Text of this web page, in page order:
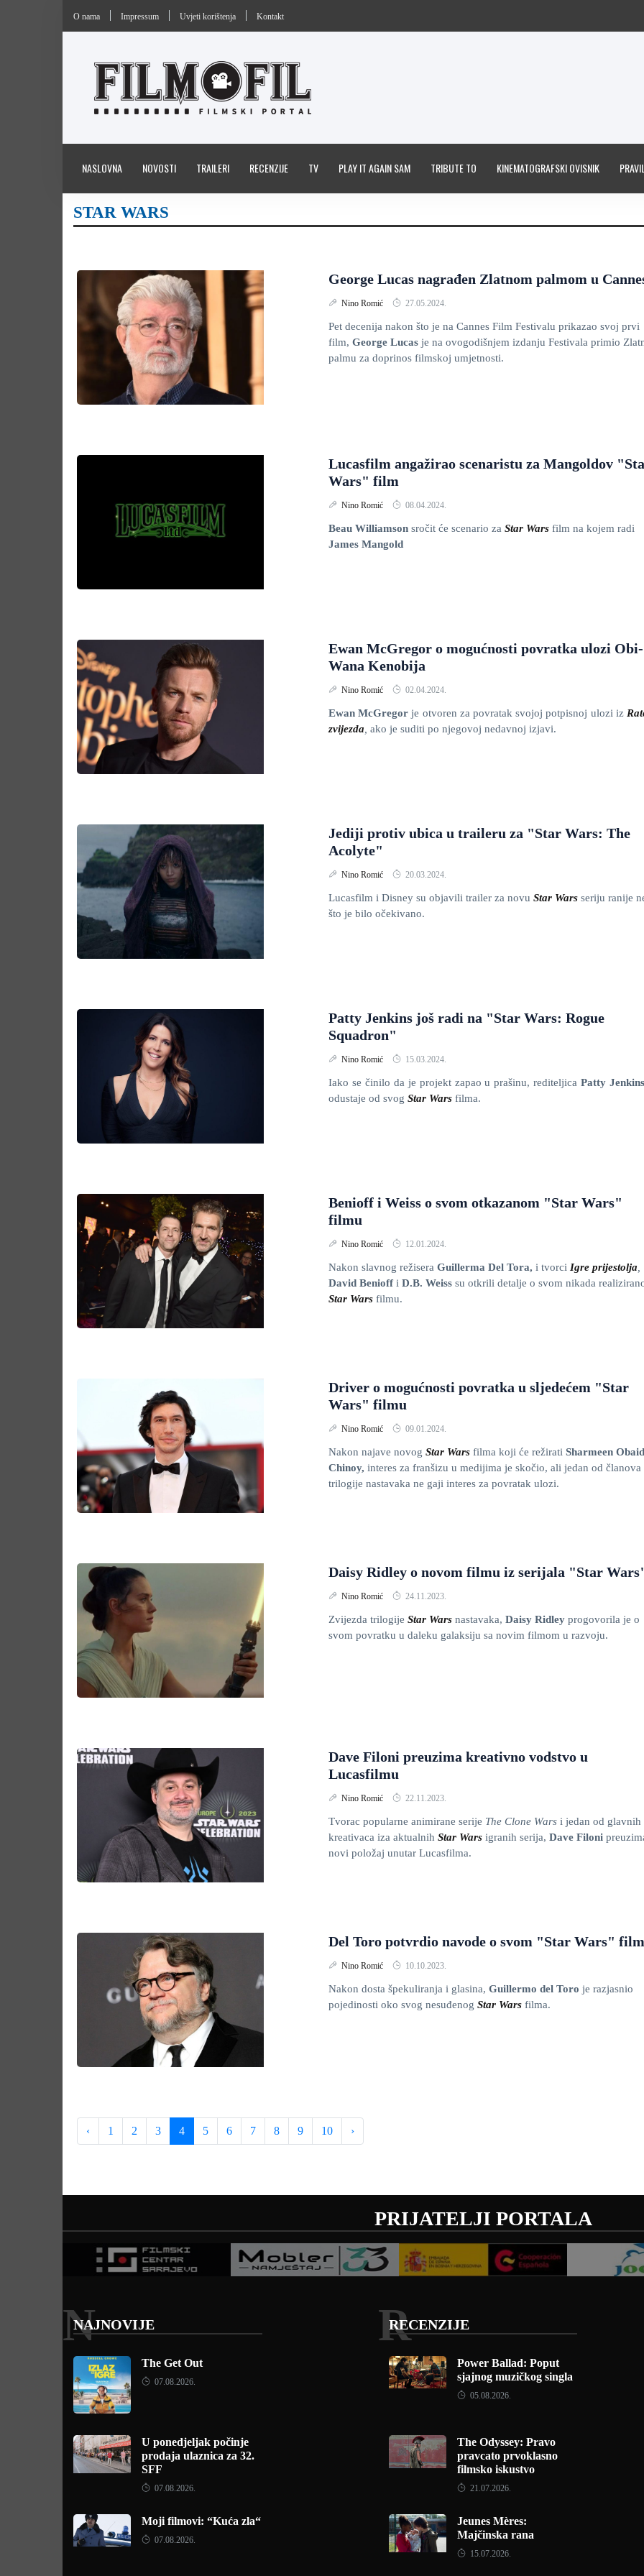
O nama Impressum Uvjeti korištenja Kontakt
NASLOVNA NOVOSTI TRAILERI RECENZIJE TV PLAY IT AGAIN SAM TRIBUTE TO KINEMATOGRAFSKI OVISNIK
STAR WARS
George Lucas nagrađen Zlatnom palmom u
Nino Romić 27.05.2024.
Pet decenija nakon što je na Cannes Film Festivalu prikazao svoj prvi
film, George Lucas je na ovogodišnjem izdanju Festivala primio
palmu za doprinos filmskoj umjetnosti.
Lucasfilm angažirao scenaristu za Mangoldov
Wars" film
Nino Romić 08.04.2024.
Beau Williamson sročit će scenario za Star Wars film na kojem radi
James Mangold
Ewan McGregor o mogućnosti povratka ulozi Obi-
Wana Kenobija
Nino Romić 02.04.2024.
Ewan McGregorje otvoren za povratak svojoj potpisnoj ulozi iz
zvijezda ako je suditi po njegovoj nedavnoj izjavi.
Jediji protiv ubica u traileru za "Star Wars: The
Acolyte"
Nino Romić 20.03.2024.
Lucasfilm i Disney su objavili trailer za novu Star Wars seriju ranije
što je bilo očekivano.
Patty Jenkins još radi na "Star Wars: Rogue
Squadron"
Nino Romić 15.03.2024.
Iako se činilo da je projekt zapao u prašinu, rediteljicaPatty
odustaje od svog Star Wars filma.
Benioff i Weiss o svom otkazanom "Star Wars"
filmu
Nino Romić 12.01.2024.
Nakon slavnog režisera Guillerma Del Tora, i tvorci Igre prijestolja
David Benioff i D.B. Weiss su otkrili detalje o svom nikada
Star Wars filmu.
Driver o mogućnosti povratka u sljedećem "Star
Wars" filmu
Nino Romić 09.01.2024.
Nakon najave novog Star Wars filma koji će režirati Sharmeen
Chinoy, interes za franšizu u medijima je skočio, ali jedan od članova
trilogije nastavaka ne gaji interes za povratak ulozi.
Daisy Ridley o novom filmu iz serijala "Star
Nino Romić 24.11.2023.
Zvijezda trilogije Star Wars nastavaka, Daisy Ridley progovorila je o
svom povratku u daleku galaksiju sa novim filmom u razvoju.
Dave Filoni preuzima kreativno vodstvo u
Lucasfilmu
Nino Romić 22.11.2023.
Tvorac popularne animirane serije The Clone Wars i jedan od glavnih
kreativaca iza aktualnih Star Wars igranih serija, Dave Filoni
novi položaj unutar Lucasfilma.
Del Toro potvrdio navode o svom "Star Wars"
Nino Romić 10.10.2023.
Nakon dosta špekuliranja i glasina, Guillermo del Toro je razjasnio
pojedinosti oko svog nesuđenog Star Wars filma.
‹ 1 2 3 4 5 6 7 8 9 10 ›
PRIJATELJI PORTALA
NAJNOVIJE
N
The Get Out
07.08.2026.
U ponedjeljak počinje
prodaja ulaznica za 32.
SFF
07.08.2026.
Moji filmovi: “Kuća zla“
07.08.2026.
RECENZIJE
R
Power Ballad: Poput
sjajnog muzičkog singla
05.08.2026.
The Odyssey: Pravo
pravcato prvoklasno
filmsko iskustvo
21.07.2026.
Jeunes Mères:
Majčinska rana
15.07.2026.